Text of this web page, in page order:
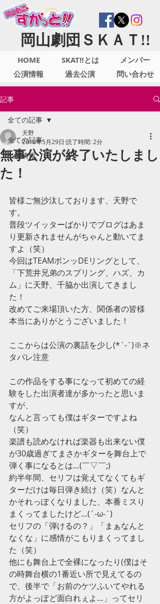
岡山劇団ＳＫＡＴ!!
HOME
公演情報
SKAT‼とは
過去公演
メンバー
問い合わせ
記事
全ての記事
出演情報
全ての記事
無事公演が終了いたしまし
た！
天野
2018年5月29日 読了時間: 2分
皆様ご無沙汰しております、天野で
す。
普段ツイッターばかりでブログはあま
り更新されませんがちゃんと動いてま
すよ（笑）
今回はTEAMボンッDEリングとして、
「下荒井兄弟のスプリング、ハズ、カ
ム」に天野、千脇か出演してきまし
た！
改めてご来場頂いた方、関係者の皆様
本当にありがとうございました！
ここからは公演の裏話を少し(*´-`)※ネ
タバレ注意
この作品をする事になって初めての経
験をした出演者達が多かったと思いま
すが、
なんと言っても僕はギターですよね
（笑）
楽譜も読めなければ楽器も出来ない僕
が30歳過ぎてまさかギターを舞台上で
弾く事になるとは…(￣▽￣;)
約半年間、セリフは覚えてなくてもギ
ターだけは毎日弾き続け（笑）なんと
かそれっぽくなりました、本番ミスり
まくってましたけど…(´-ω-`)
セリフの「弾けるの？」「まぁなんと
なくな」に感情がこもりまくってまし
た（笑）
他にも舞台上で全裸になったり(僕はそ
の時舞台横の1番近い所で見えてるの
で、後半で「お前のケツふいてやれる
方がよっぽど面白れぇよ…」ってセリ